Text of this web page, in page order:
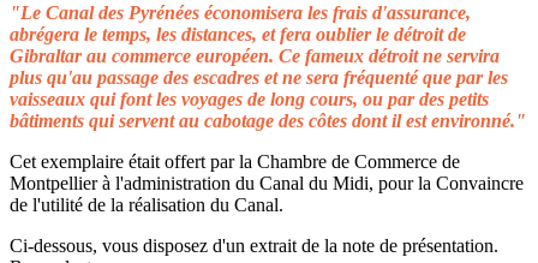
"Le Canal des Pyrénées économisera les frais d'assurance,
abrégera le temps, les distances, et fera oublier le détroit de
Gibraltar au commerce européen. Ce fameux détroit ne servira
plus qu'au passage des escadres et ne sera fréquenté que par les
vaisseaux qui font les voyages de long cours, ou par des petits
bâtiments qui servent au cabotage des côtes dont il est environné."
Cet exemplaire était offert par la Chambre de Commerce de
Montpellier à l'administration du Canal du Midi, pour la Convaincre
de l'utilité de la réalisation du Canal.
Ci-dessous, vous disposez d'un extrait de la note de présentation.